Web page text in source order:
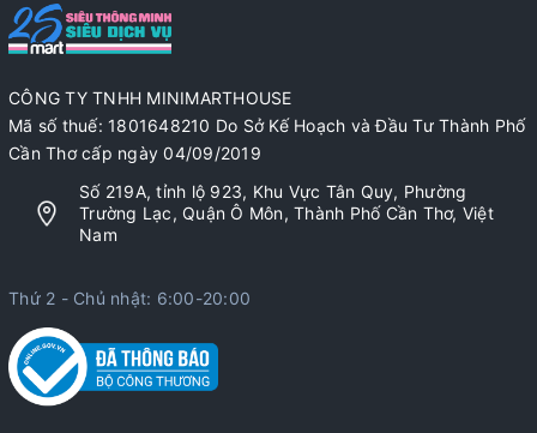
CÔNG TY TNHH MINIMARTHOUSE
Mã số thuế: 1801648210 Do Sở Kế Hoạch và Đầu Tư Thành Phố
Cần Thơ cấp ngày 04/09/2019
Số 219A, tỉnh lộ 923, Khu Vực Tân Quy, Phường
Trường Lạc, Quận Ô Môn, Thành Phố Cần Thơ, Việt
Nam
Thứ 2 - Chủ nhật: 6:00-20:00